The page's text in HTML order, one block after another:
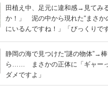
田植え中、足元に違和感→見て
か！」 泥の中から現れた“まさか
にいるんですね！」「びっくりです
静岡の海で見つけた“謎の物体”→
ら…… まさかの正体に「ギャー
ダメですよ」